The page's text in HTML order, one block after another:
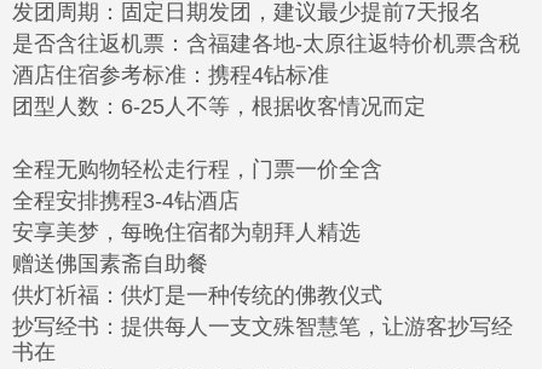
发团周期：固定日期发团，建议最少提前7天报名
是否含往返机票：含福建各地-太原往返特价机票含税
酒店住宿参考标准：携程4钻标准
团型人数：6-25人不等，根据收客情况而定
全程无购物轻松走行程，门票一价全含
全程安排携程3-4钻酒店
安享美梦，每晚住宿都为朝拜人精选
赠送佛国素斋自助餐
供灯祈福：供灯是一种传统的佛教仪式
抄写经书：提供每人一支文殊智慧笔，让游客抄写经
书在